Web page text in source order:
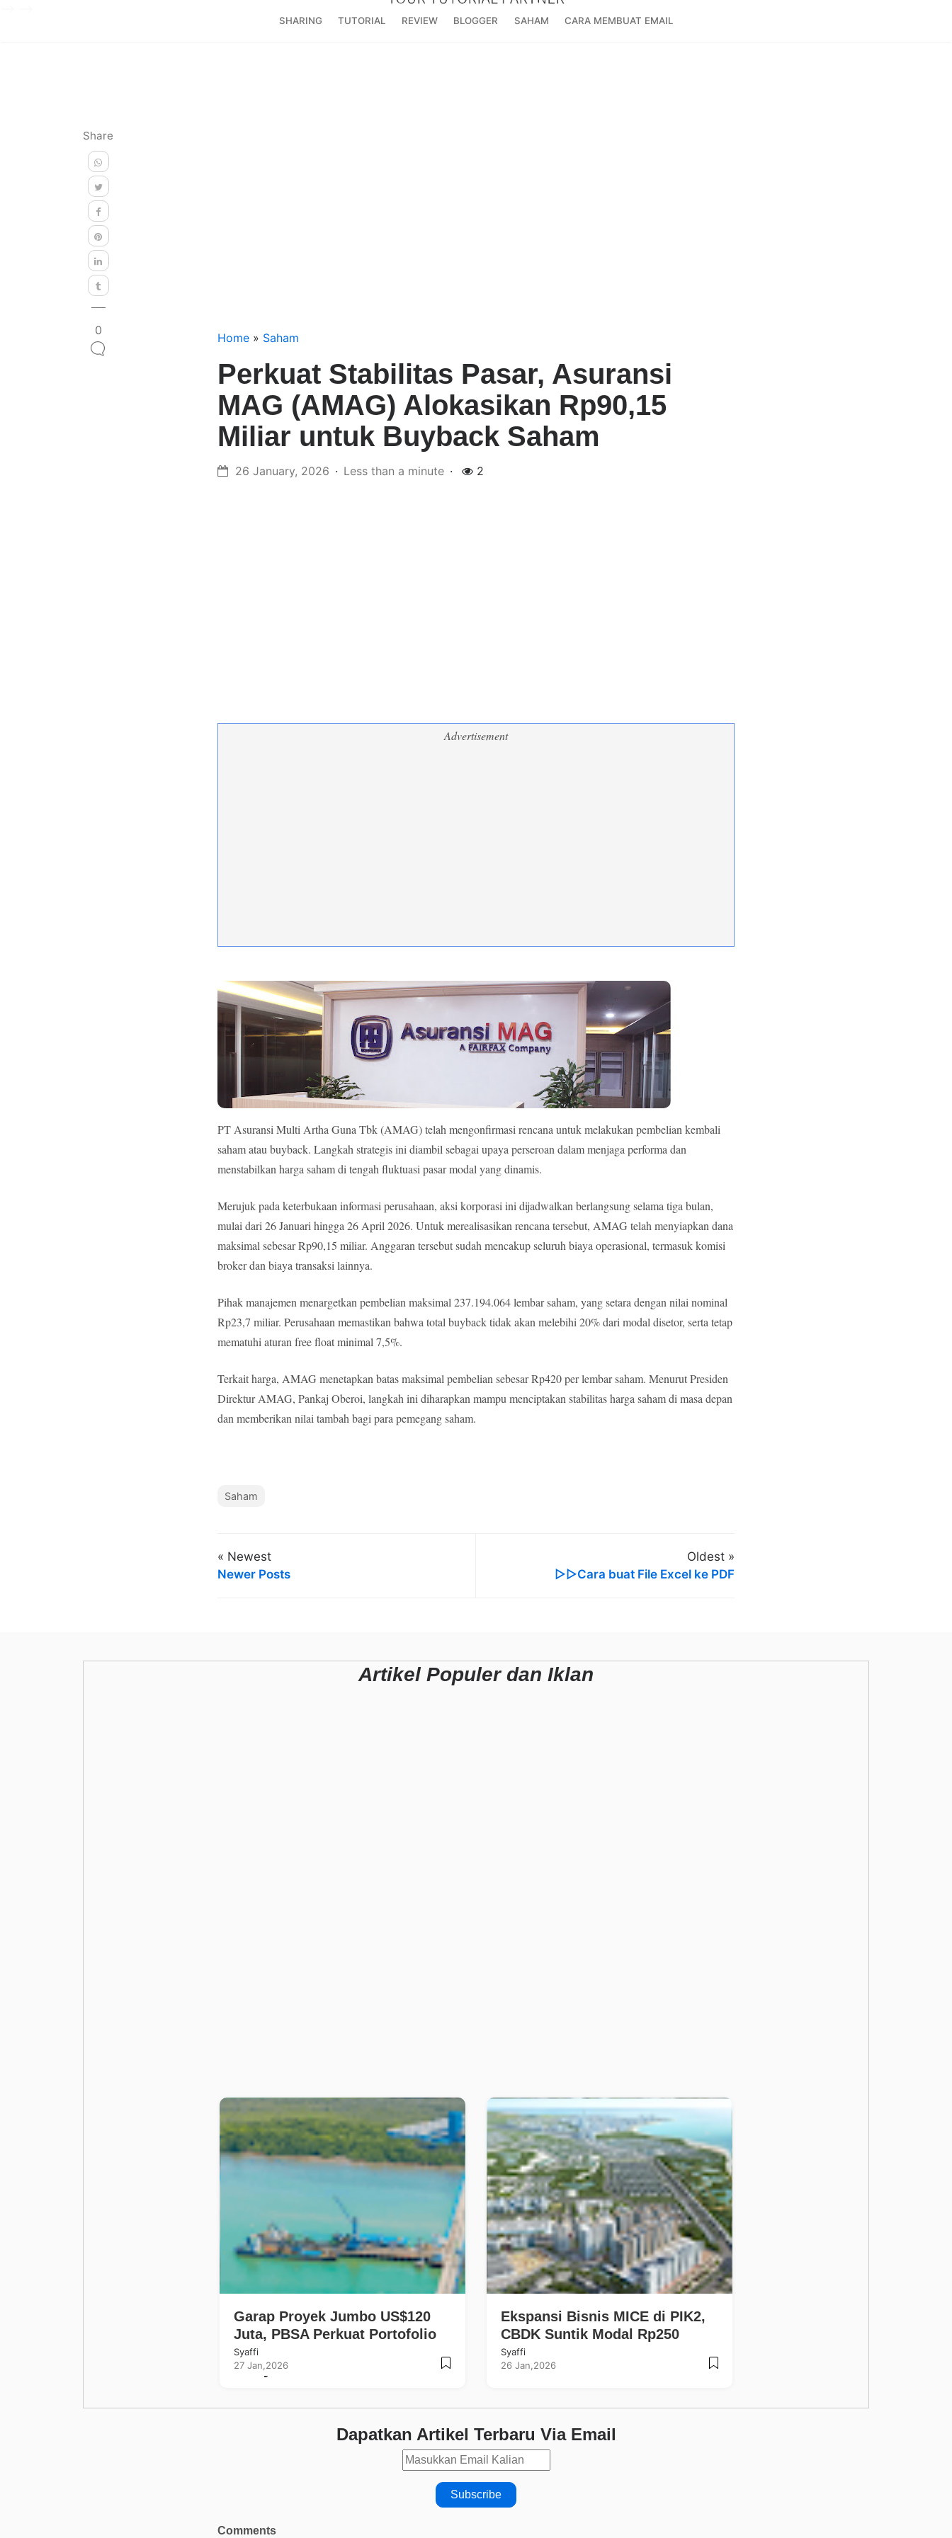
SHARING TUTORIAL REVIEW BLOGGER SAHAM CARA MEMBUAT EMAIL
Share
0
Home » Saham
Perkuat Stabilitas Pasar, Asuransi
MAG (AMAG) Alokasikan Rp90,15
Miliar untuk Buyback Saham
26 January, 2026 Less than a minute 2
Advertisement
PT Asuransi Multi Artha Guna Tbk (AMAG) telah mengonfirmasi rencana untuk melakukan pembelian kembali
saham atau buyback. Langkah strategis ini diambil sebagai upaya perseroan dalam menjaga performa dan
menstabilkan harga saham di tengah fluktuasi pasar modal yang dinamis.
Merujuk pada keterbukaan informasi perusahaan, aksi korporasi ini dijadwalkan berlangsung selama tiga bulan,
mulai dari 26 Januari hingga 26 April 2026. Untuk merealisasikan rencana tersebut, AMAG telah menyiapkan dana
maksimal sebesar Rp90,15 miliar. Anggaran tersebut sudah mencakup seluruh biaya operasional, termasuk komisi
broker dan biaya transaksi lainnya.
Pihak manajemen menargetkan pembelian maksimal 237.194.064 lembar saham, yang setara dengan nilai nominal
Rp23,7 miliar. Perusahaan memastikan bahwa total buyback tidak akan melebihi 20% dari modal disetor, serta tetap
mematuhi aturan free float minimal 7,5%.
Terkait harga, AMAG menetapkan batas maksimal pembelian sebesar Rp420 per lembar saham. Menurut Presiden
Direktur AMAG, Pankaj Oberoi, langkah ini diharapkan mampu menciptakan stabilitas harga saham di masa depan
dan memberikan nilai tambah bagi para pemegang saham.
Saham
« Newest
Newer Posts
Oldest »
▷▷Cara buat File Excel ke PDF
Artikel Populer dan Iklan
Garap Proyek Jumbo US$120
Juta, PBSA Perkuat Portofolio
Konstruksi Industri di Berbagai
Wilayah
Syaffi
27 Jan,2026
Ekspansi Bisnis MICE di PIK2,
CBDK Suntik Modal Rp250
Miliar ke Anak Usaha
Syaffi
26 Jan,2026
Dapatkan Artikel Terbaru Via Email
Comments